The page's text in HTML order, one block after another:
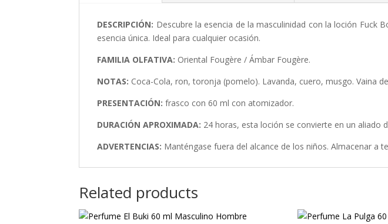
DESCRIPCIÓN: Descubre la esencia de la masculinidad con la loción Fuck
esencia única. Ideal para cualquier ocasión.
FAMILIA OLFATIVA: Oriental Fougère / Ámbar Fougère.
NOTAS: Coca-Cola, ron, toronja (pomelo). Lavanda, cuero, musgo. Vaina
PRESENTACIÓN:frasco con 60 ml con atomizador.
DURACIÓN APROXIMADA: 24 horas, esta loción se convierte en un aliado
ADVERTENCIAS: Manténgase fuera del alcance de los niños. Almacenar a
Related products